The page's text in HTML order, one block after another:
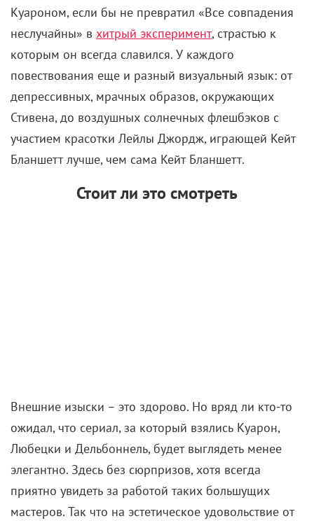
Куароном, если бы не превратил «Все совпадения
неслучайны» в хитрый эксперимент, страстью к
которым он всегда славился. У каждого
повествования еще и разный визуальный язык: от
депрессивных, мрачных образов, окружающих
Стивена, до воздушных солнечных флешбэков с
участием красотки Лейлы Джордж, играющей Кейт
Бланшетт лучше, чем сама Кейт Бланшетт.
Стоит ли это смотреть
Внешние изыски – это здорово. Но вряд ли кто-то
ожидал, что сериал, за который взялись Куарон,
Любецки и Дельбоннель, будет выглядеть менее
элегантно. Здесь без сюрпризов, хотя всегда
приятно увидеть за работой таких большущих
мастеров. Так что на эстетическое удовольствие от